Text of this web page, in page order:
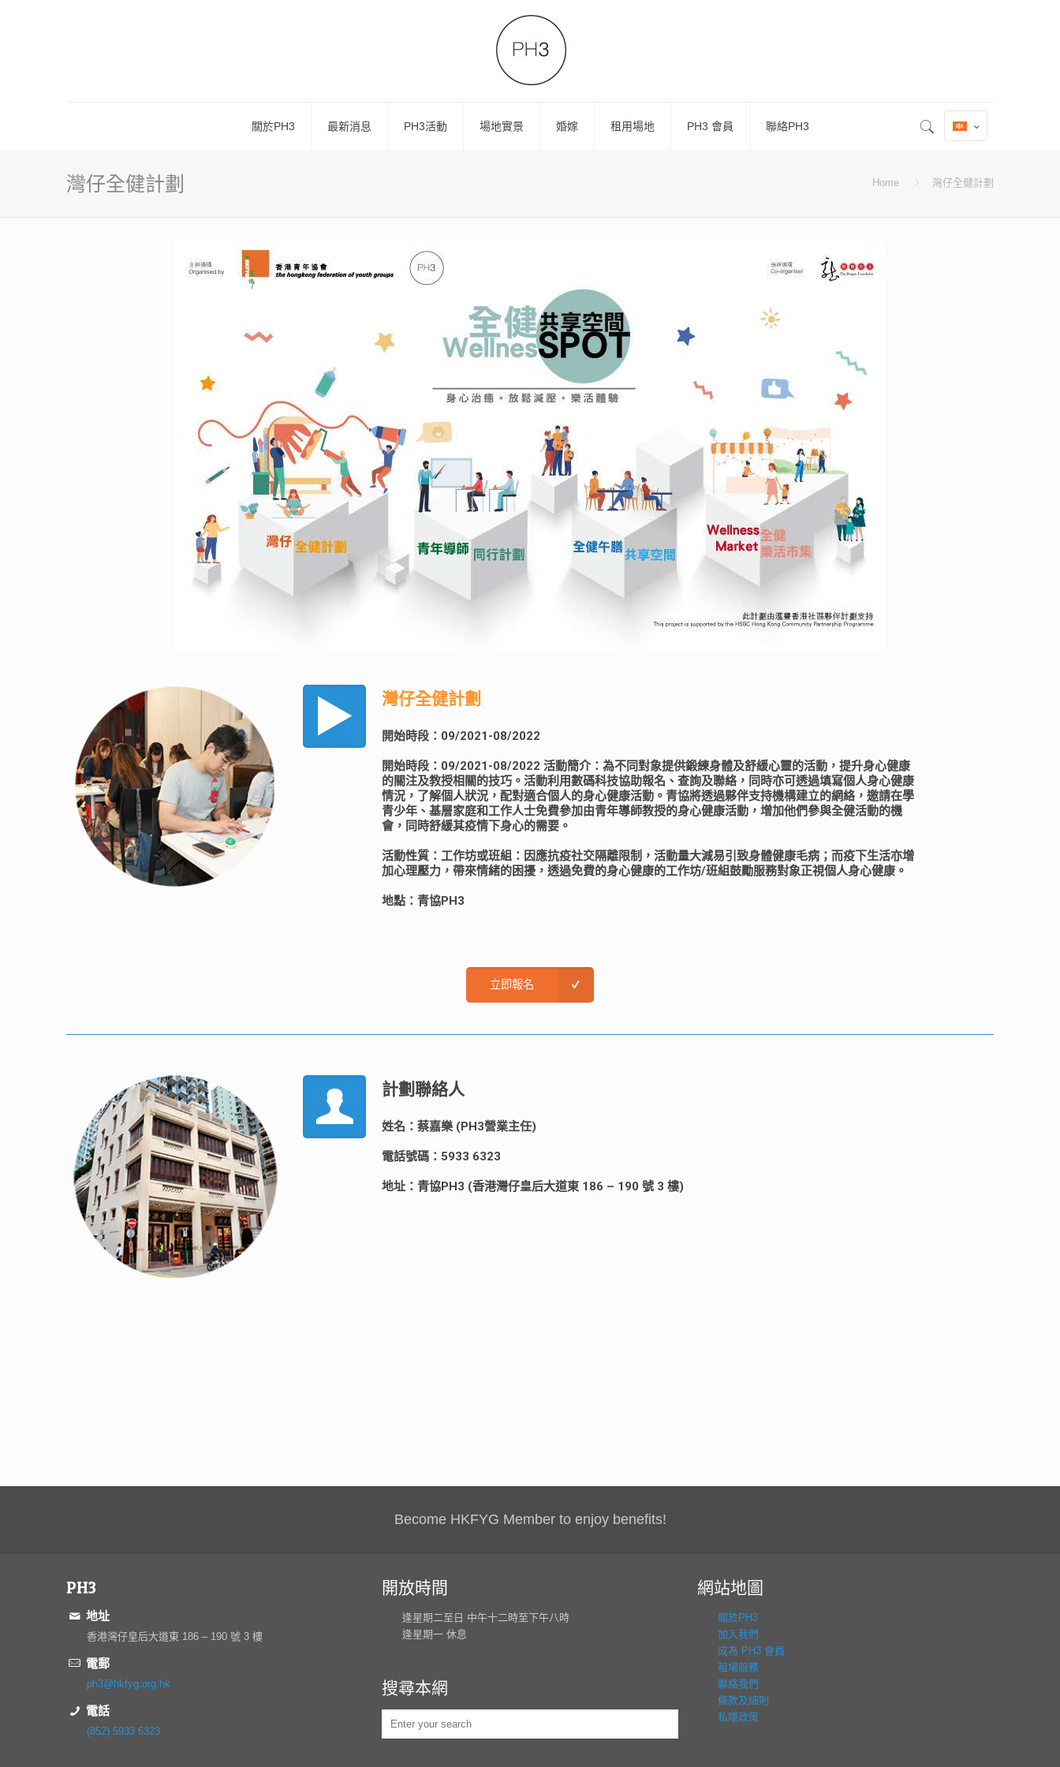
關於PH3 最新消息 PH3活動 場地實景 婚嫁 租用場地 PH3 會員 聯絡PH3
灣仔全健計劃 Home 灣仔全健計劃
灣仔全健計劃
開始時段：09/2021-08/2022
開始時段：09/2021-08/2022 活動簡介：為不同對象提供鍛練身體及舒緩心靈的活動，提升身心健康
的關注及教授相關的技巧。活動利用數碼科技協助報名、查詢及聯絡，同時亦可透過填寫個人身心健康
情況，了解個人狀況，配對適合個人的身心健康活動。青協將透過夥伴支持機構建立的網絡，邀請在學
青少年、基層家庭和工作人士免費參加由青年導師教授的身心健康活動，增加他們參與全健活動的機
會，同時舒緩其疫情下身心的需要。
活動性質：工作坊或班組：因應抗疫社交隔離限制，活動量大減易引致身體健康毛病；而疫下生活亦增
加心理壓力，帶來情緒的困擾，透過免費的身心健康的工作坊/班組鼓勵服務對象正視個人身心健康。
地點：青協PH3
立即報名
計劃聯絡人
姓名：蔡嘉樂 (PH3營業主任)
電話號碼：5933 6323
地址：青協PH3 (香港灣仔皇后大道東 186 – 190 號 3 樓)
Become HKFYG Member to enjoy benefits!
PH3
地址
香港灣仔皇后大道東 186 – 190 號 3 樓
電郵
ph3@hkfyg.org.hk
電話
(852) 5933 6323
開放時間
逢星期二至日 中午十二時至下午八時
逢星期一 休息
搜尋本網
網站地圖
關於PH3
加入我們
成為 PH3 會員
租場服務
聯絡我們
條款及細則
私隱政策